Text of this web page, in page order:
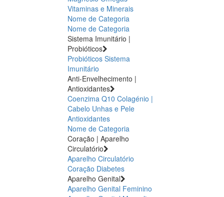
Vitaminas e Minerais
Nome de Categoria
Nome de Categoria
Sistema Imunitário |
Probióticos
Probióticos Sistema
Imunitário
Anti-Envelhecimento |
Antioxidantes
Coenzima Q10 Colagénio |
Cabelo Unhas e Pele
Antioxidantes
Nome de Categoria
Coração | Aparelho
Circulatório
Aparelho Circulatório
Coração Diabetes
Aparelho Genital
Aparelho Genital Feminino